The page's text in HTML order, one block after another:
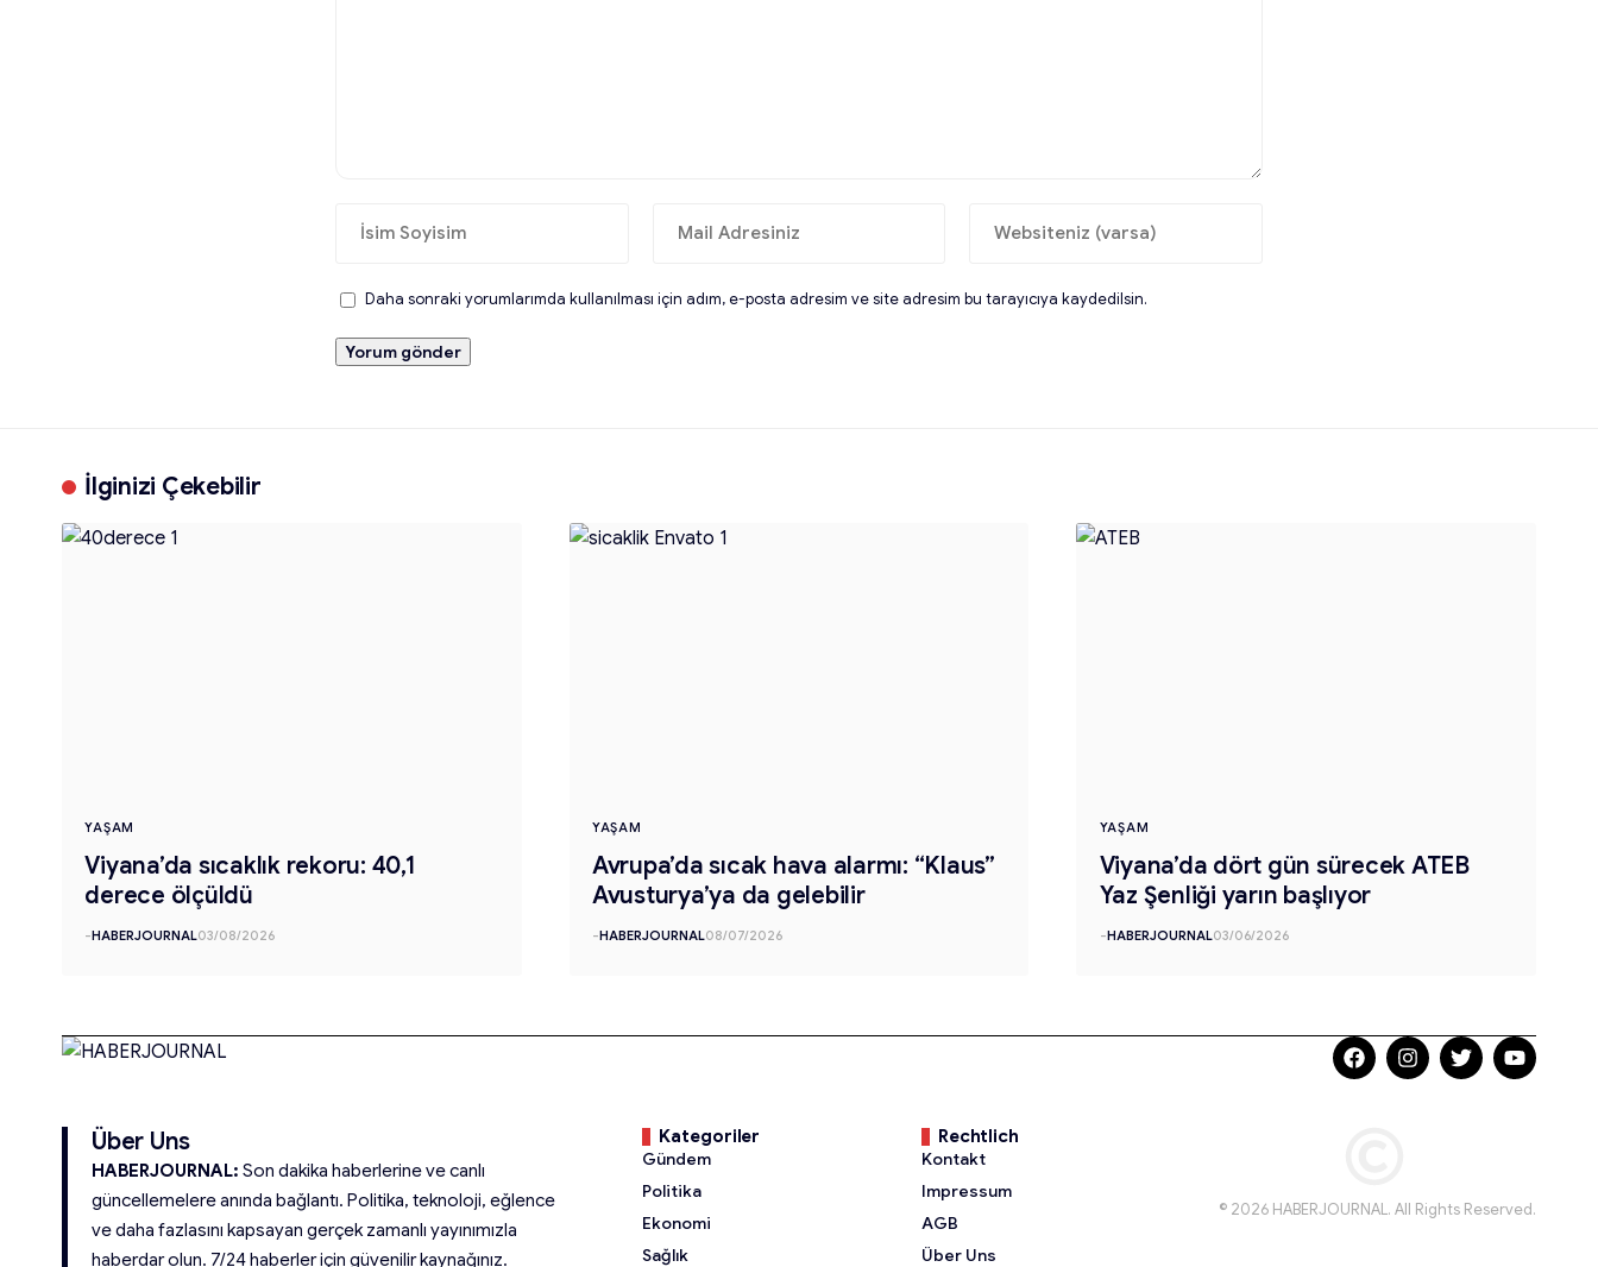
Daha sonraki yorumlarımda kullanılması için adım, e-posta adresim ve site adresim bu tarayıcıya kaydedilsin.
İlginizi Çekebilir
YAŞAM
Viyana’da sıcaklık rekoru: 40,1
derece ölçüldü
-HABERJOURNAL03/08/2026
YAŞAM
Avrupa’da sıcak hava alarmı: “Klaus”
Avusturya’ya da gelebilir
-HABERJOURNAL08/07/2026
YAŞAM
Viyana’da dört gün sürecek ATEB
Yaz Şenliği yarın başlıyor
-HABERJOURNAL03/06/2026
Über Uns
HABERJOURNAL: Son dakika haberlerine ve canlı
güncellemelere anında bağlantı. Politika, teknoloji, eğlence
ve daha fazlasını kapsayan gerçek zamanlı yayınımızla
haberdar olun. 7/24 haberler için güvenilir kaynağınız.
Kategoriler
Gündem
Politika
Ekonomi
Sağlık
Rechtlich
Kontakt
Impressum
AGB
Über Uns
© 2026 HABERJOURNAL. All Rights Reserved.